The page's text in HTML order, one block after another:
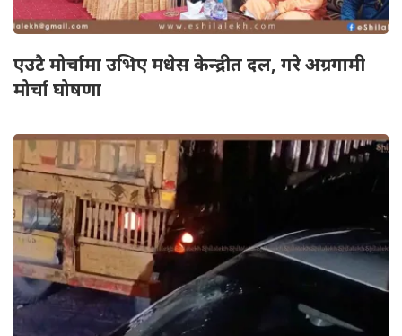
एउटै मोर्चामा उभिए मधेस केन्द्रीत दल, गरे अग्रगामी
मोर्चा घोषणा